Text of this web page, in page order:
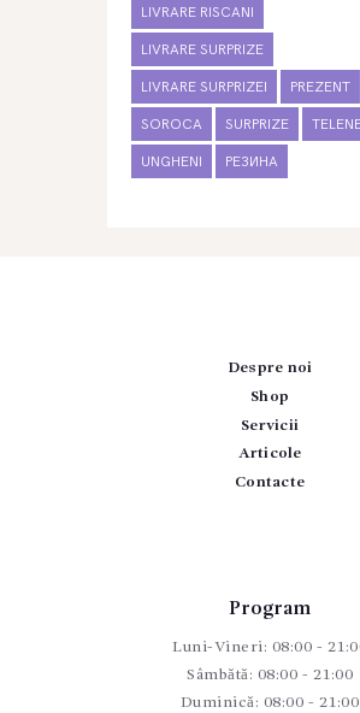
LIVRARE RISCANI
LIVRARE SURPRIZE
LIVRARE SURPRIZEI PREZENT
SOROCA SURPRIZE
UNGHENI РЕЗИНА
Despre noi
Shop
Servicii
Articole
Contacte
Program
Luni-Vineri: 08:00 -
Sâmbătă: 08:00 - 21:00
Duminică: 08:00 - 21:00